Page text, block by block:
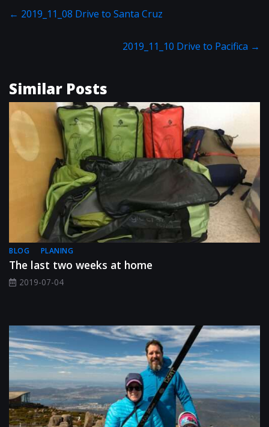
← 2019_11_08 Drive to Santa Cruz
2019_11_10 Drive to Pacifica →
Similar Posts
BLOG PLANING
The last two weeks at home
2019-07-04